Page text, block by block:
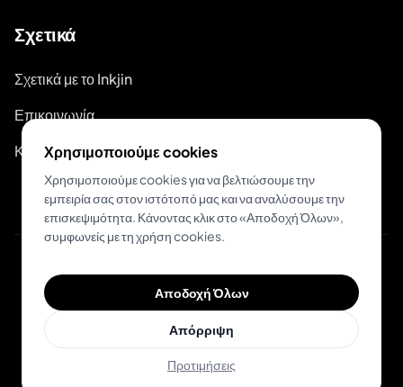
Σχετικά
Σχετικά με το Inkjin
Επικοινωνία
Κιτ Επωνυμίας
© 2026 Inkjin
Πολιτική ΑπορρήτουΌροι Χρήσης
Χρησιμοποιούμε cookies
Χρησιμοποιούμε cookies για να βελτιώσουμε την
εμπειρία σας στον ιστότοπό μας και να αναλύσουμε την
επισκεψιμότητα. Κάνοντας κλικ στο «Αποδοχή Όλων»,
συμφωνείς με τη χρήση cookies.
Αποδοχή Όλων
Απόρριψη
Προτιμήσεις